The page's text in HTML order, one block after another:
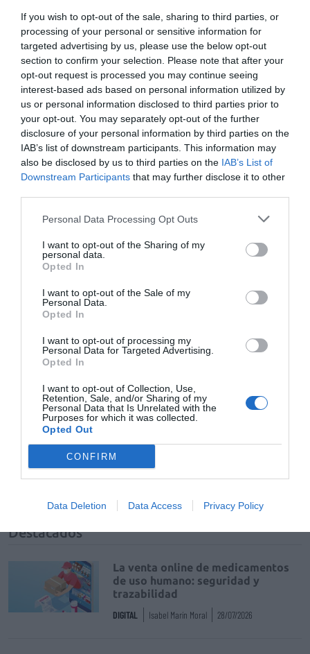
If you wish to opt-out of the sale, sharing to third parties, or
processing of your personal or sensitive information for
targeted advertising by us, please use the below opt-out
section to confirm your selection. Please note that after your
opt-out request is processed you may continue seeing
interest-based ads based on personal information utilized by
us or personal information disclosed to third parties prior to
your opt-out. You may separately opt-out of the further
disclosure of your personal information by third parties on the
IAB’s list of downstream participants. This information may
also be disclosed by us to third parties on the IAB’s List of
Downstream Participants that may further disclose it to other
Personal Data Processing Opt Outs
I want to opt-out of the Sharing of my
personal data.
Opted In
I want to opt-out of the Sale of my
Personal Data.
Opted In
I want to opt-out of processing my
Personal Data for Targeted Advertising.
Opted In
I want to opt-out of Collection, Use,
Retention, Sale, and/or Sharing of my
Personal Data that Is Unrelated with the
Purposes for which it was collected.
Opted Out
CONFIRM
Data Deletion Data Access Privacy Policy
Su capacidad de absorción es perfecta para dar un plus
de seguridad si se usa junto a la copa menstrual, pero
podría usarse por sí solo tanto los primeros y últimos
días de la menstruación, como al final del postparto.
Enna Protect protege la ropa interior de pequeñas
pérdidas de orina, de pequeños sangrados provocados
por el DIU y del flujo vaginal.
La vida útil de Enna Protect es de 100 lavados. Se
recomienda lavar con agua fría (a mano o en la
lavadora) y debe evitarse el uso de secadora y plancha.
Caja de 1 unidad (formato braga o tanga) con un
P.V.P.R. de 9,95 €.
Caja de 3 unidades (formato braga o tanga) con un
P.V.P.R. de 28,95 €.
AñadirEl Farmacéuticocomo fuente preferida
de Google de forma gratuita
Mantente informado con las últimas noticias de actualidad.
Tags
medioambiente candidiasis cistitis
Destacados
La venta online de medicamentos
de uso humano: seguridad y
trazabilidad
DIGITAL Isabel Marín Moral 28/07/2026